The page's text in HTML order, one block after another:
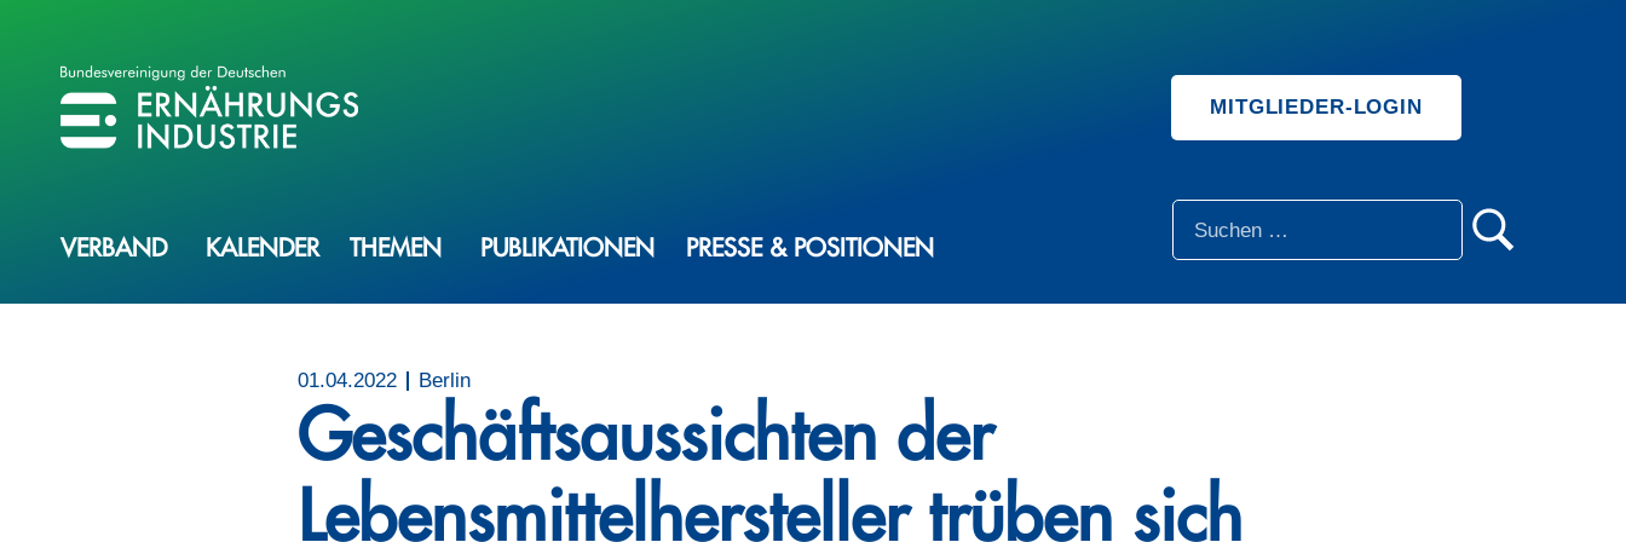
BVE
BUNDESVEREINIGUNG DER ERNÄHRUNGSINDUSTRIE MITGLIEDER-LOGIN
VERBAND KALENDER THEMEN PUBLIKATIONEN PRESSE & POSITIONEN
01.04.2022 Berlin
Geschäftsaussichten der
Lebensmittelhersteller trüben sich